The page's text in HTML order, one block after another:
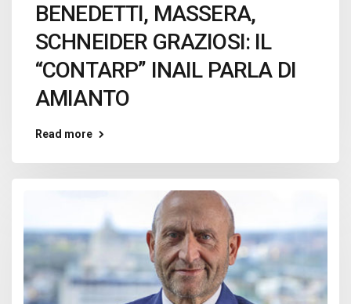
BENEDETTI, MASSERA,
SCHNEIDER GRAZIOSI: IL
“CONTARP” INAIL PARLA DI
AMIANTO
Read more